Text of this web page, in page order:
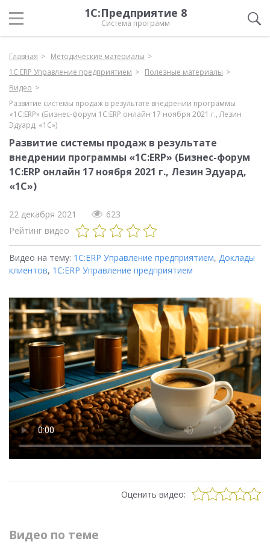
1С:Предприятие 8
Система программ
Главная
Методические материалы
1С:ERP Управление предприятием
Полезные материалы
Видео
Развитие системы продаж в результате внедрении программы
«1С:ERP» (Бизнес-форум 1С:ERP онлайн 17 ноября 2021 г., Лезин
Эдуард, «1С»)
Развитие системы продаж в результате
внедрении программы «1С:ERP» (Бизнес-форум
1С:ERP онлайн 17 ноября 2021 г., Лезин Эдуард,
«1С»)
22 декабря 2021
623
Рейтинг видео
Видео на тему: 1С:ERP Управление предприятием, Доклады
клиентов, 1С:ERP Управление предприятием
Оценить видео:
Видео по теме